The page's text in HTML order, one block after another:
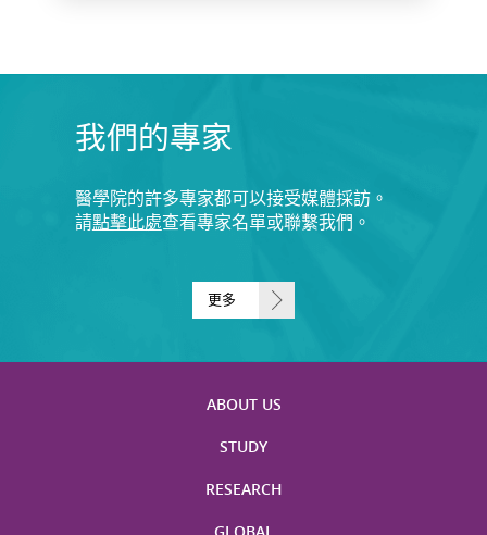
我們的專家
醫學院的許多專家都可以接受媒體採訪。
請點擊此處查看專家名單或聯繫我們。
更多
ABOUT US
STUDY
RESEARCH